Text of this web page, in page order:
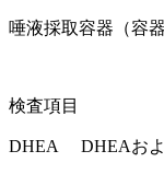
唾液採取容器（容
検査項目
DHEA DHEAおよ